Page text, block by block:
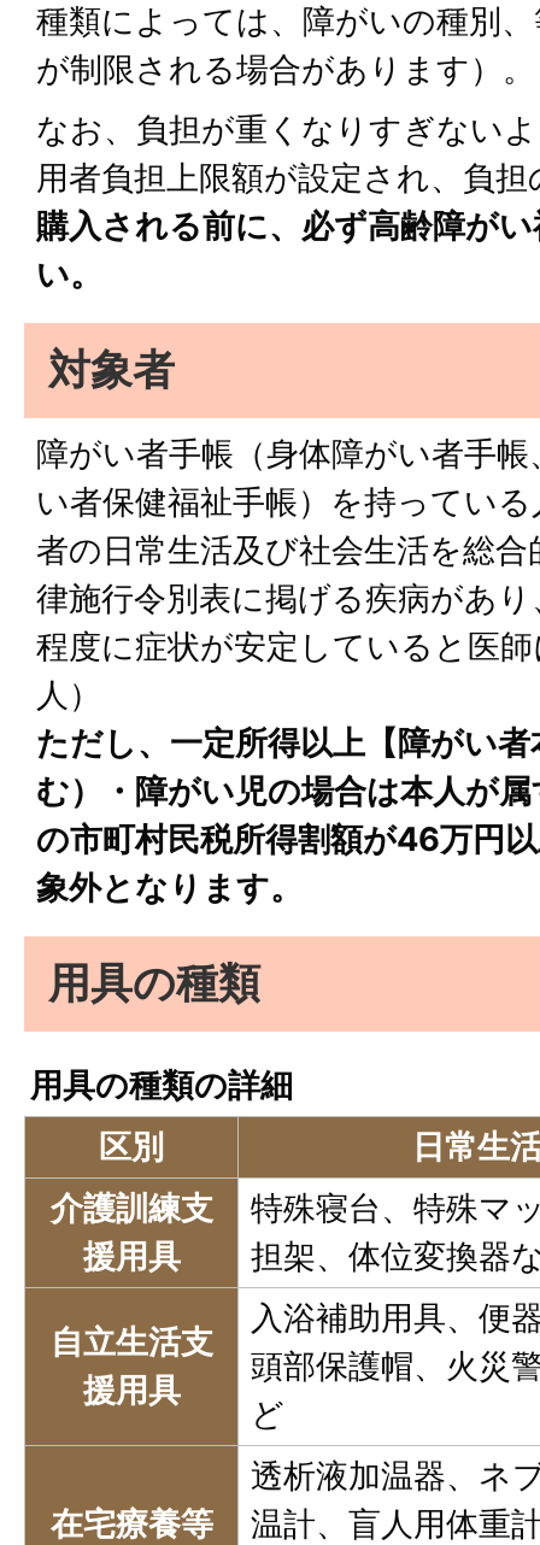
種類によっては、障がいの種別
が制限される場合があります）。
なお、負担が重くなりすぎない
用者負担上限額が設定され、負
購入される前に、必ず高齢障が
い。
対象者
障がい者手帳（身体障がい者手
い者保健福祉手帳）を持ってい
者の日常生活及び社会生活を総
律施行令別表に掲げる疾病があ
程度に症状が安定していると医
人）
ただし、一定所得以上【障がい
む）・障がい児の場合は本人が
の市町村民税所得割額が46万円
象外となります。
用具の種類
用具の種類の詳細
区別
日常生
介護訓練支
援用具
特殊寝台、特殊マ
担架、体位変換器
自立生活支
援用具
入浴補助用具、便
頭部保護帽、火災
ど
在宅療養等
透析液加温器、ネ
温計、盲人用体重